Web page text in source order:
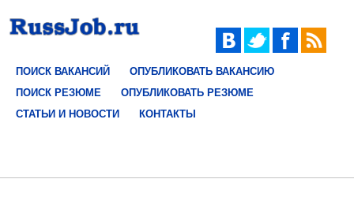
ПОИСК ВАКАНСИЙ
ОПУБЛИКОВАТЬ ВАКАНСИЮ
ПОИСК РЕЗЮМЕ
ОПУБЛИКОВАТЬ РЕЗЮМЕ
СТАТЬИ И НОВОСТИ
КОНТАКТЫ